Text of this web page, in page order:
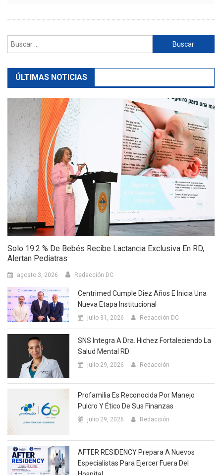
Buscar:
ÚLTIMAS NOTICIAS
Solo 19.2 % De Bebés Recibe Lactancia Exclusiva En RD,
Alertan Pediatras
agosto 3, 2026 Redacción DC
Centrimed Cumple Diez Años E Inicia Una
Nueva Etapa Institucional
julio 31, 2026 Redacción DC
SNS Integra A Dra. Hichez Fortaleciendo La
Salud Mental RD
julio 29, 2026 Redacción
Profamilia Es Reconocida Por Manejo
Pulcro Y Ético De Sus Finanzas
julio 29, 2026 Redacción
AFTER RESIDENCY Prepara A Nuevos
Especialistas Para Ejercer Fuera Del